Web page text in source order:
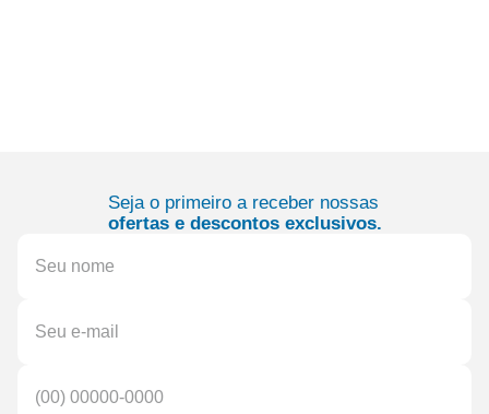
Seja o primeiro a receber nossas
ofertas e descontos exclusivos.